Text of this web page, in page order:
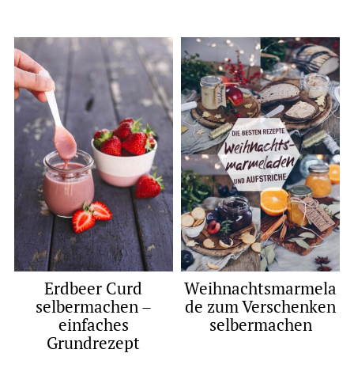
Erdbeer Curd
selbermachen –
einfaches
Grundrezept
Weihnachtsmarmela
de zum Verschenken
selbermachen